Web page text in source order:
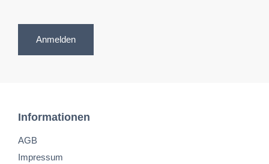
Anmelden
Informationen
AGB
Impressum